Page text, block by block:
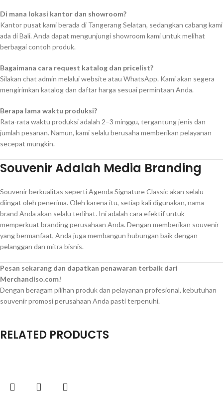
Di mana lokasi kantor dan showroom?
Kantor pusat kami berada di Tangerang Selatan, sedangkan cabang kami
ada di Bali. Anda dapat mengunjungi showroom kami untuk melihat
berbagai contoh produk.
Bagaimana cara request katalog dan pricelist?
Silakan chat admin melalui website atau WhatsApp. Kami akan segera
mengirimkan katalog dan daftar harga sesuai permintaan Anda.
Berapa lama waktu produksi?
Rata-rata waktu produksi adalah 2–3 minggu, tergantung jenis dan
jumlah pesanan. Namun, kami selalu berusaha memberikan pelayanan
secepat mungkin.
Souvenir Adalah Media Branding
Souvenir berkualitas seperti Agenda Signature Classic akan selalu
diingat oleh penerima. Oleh karena itu, setiap kali digunakan, nama
brand Anda akan selalu terlihat. Ini adalah cara efektif untuk
memperkuat branding perusahaan Anda. Dengan memberikan souvenir
yang bermanfaat, Anda juga membangun hubungan baik dengan
pelanggan dan mitra bisnis.
Pesan sekarang dan dapatkan penawaran terbaik dari
Merchandiso.com!
Dengan beragam pilihan produk dan pelayanan profesional, kebutuhan
souvenir promosi perusahaan Anda pasti terpenuhi.
RELATED PRODUCTS